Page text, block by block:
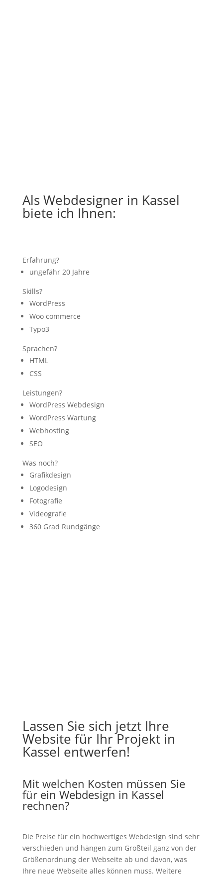
Als Webdesigner in Kassel
biete ich Ihnen:
Erfahrung?
ungefähr 20 Jahre
Skills?
WordPress
Woo commerce
Typo3
Sprachen?
HTML
CSS
Leistungen?
WordPress Webdesign
WordPress Wartung
Webhosting
SEO
Was noch?
Grafikdesign
Logodesign
Fotografie
Videografie
360 Grad Rundgänge
Lassen Sie sich jetzt Ihre
Website für Ihr Projekt in
Kassel entwerfen!
Mit welchen Kosten müssen Sie
für ein Webdesign in Kassel
rechnen?
Die Preise für ein hochwertiges Webdesign sind sehr
verschieden und hängen zum Großteil ganz von der
Größenordnung der Webseite ab und davon, was
Ihre neue Webseite alles können muss. Weitere